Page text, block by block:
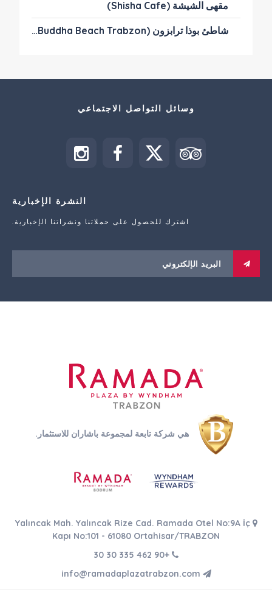
مقهى الشيشة (Shisha Cafe)
شاطئ بوذا ترابزون (The Buddha Beach Trabzon)
وسائل التواصل الاجتماعي
النشرة الإخبارية
اشترك للحصول على حملاتنا ونشراتنا الإخبارية.
هي شركة تابعة لمجموعة باشاران للاستثمار.
Yalıncak Mah. Yalıncak Rize Cad. Ramada Otel No:9A İç
Kapı No:101 - 61080 Ortahisar/TRABZON
+90 462 335 30 30